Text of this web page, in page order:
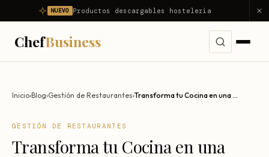
NUEVO Productos descargables hosteleria
ChefBusiness
Ver todos los problemas →
Diagnóstico
Inicio›Blog›Gestión de Restaurantes› Transforma tu Cocina en una Máquina de Eficiencia: Guía Definitiva 2025
GESTIÓN DE RESTAURANTES
Transforma tu Cocina en una